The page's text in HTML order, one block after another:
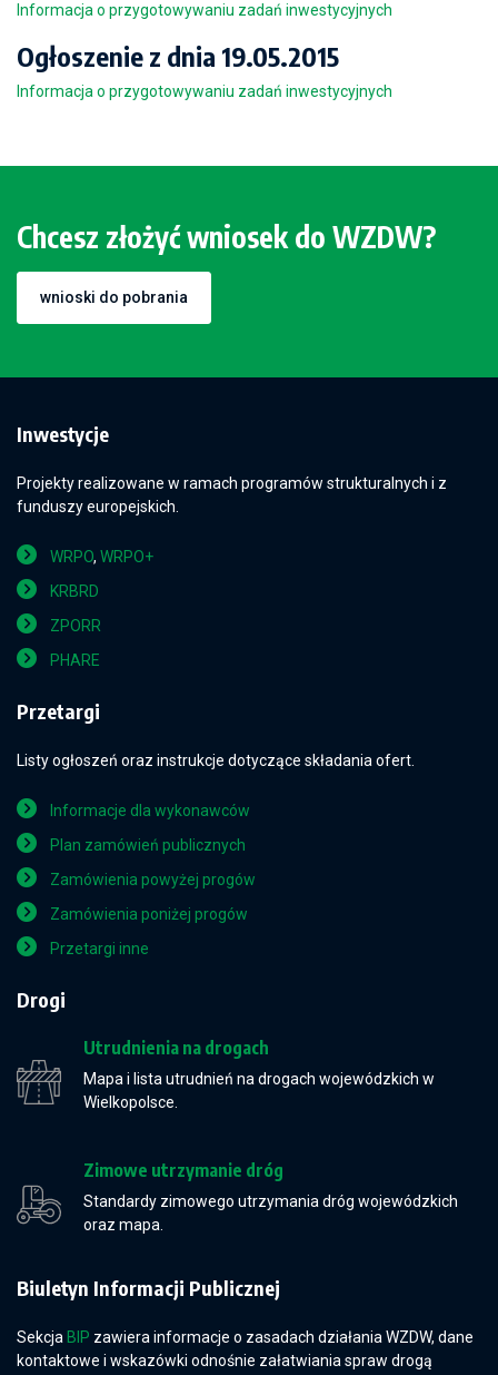
Informacja o przygotowywaniu zadań inwestycyjnych
Ogłoszenie z dnia 19.05.2015
Informacja o przygotowywaniu zadań inwestycyjnych
Chcesz złożyć wniosek do WZDW?
wnioski do pobrania
Inwestycje
Projekty realizowane w ramach programów strukturalnych i z
funduszy europejskich.
WRPO, WRPO+
KRBRD
ZPORR
PHARE
Przetargi
Listy ogłoszeń oraz instrukcje dotyczące składania ofert.
Informacje dla wykonawców
Plan zamówień publicznych
Zamówienia powyżej progów
Zamówienia poniżej progów
Przetargi inne
Drogi
Utrudnienia na drogach
Mapa i lista utrudnień na drogach wojewódzkich w
Wielkopolsce.
Zimowe utrzymanie dróg
Standardy zimowego utrzymania dróg wojewódzkich
oraz mapa.
Biuletyn Informacji Publicznej
Sekcja BIP zawiera informacje o zasadach działania WZDW, dane
kontaktowe i wskazówki odnośnie załatwiania spraw drogą